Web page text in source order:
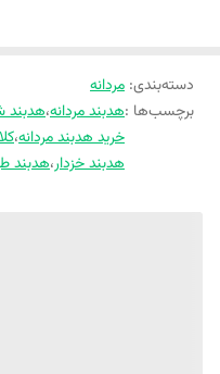
دسته‌بندی: مردانه
برچسب‌ها :هدبند مردانه،
خرید هدبند مردانه،
هدبند خزدار،هدبند